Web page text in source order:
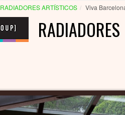
RADIADORES ARTÍSTICOS Viva